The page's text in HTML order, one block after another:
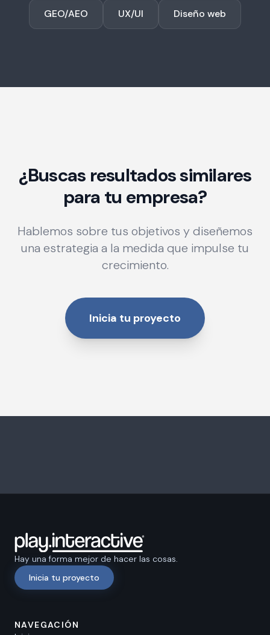
GEO/AEO UX/UI Diseño web
¿Buscas resultados similares
para tu empresa?
Hablemos sobre tus objetivos y diseñemos
una estrategia a la medida que impulse tu
crecimiento.
Inicia tu proyecto
Hay una forma mejor de hacer las cosas.
Inicia tu proyecto
NAVEGACIÓN